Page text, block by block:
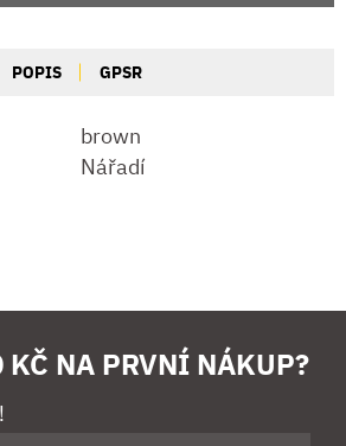
POPIS GPSR
brown
Nářadí
KČ NA PRVNÍ NÁKUP?